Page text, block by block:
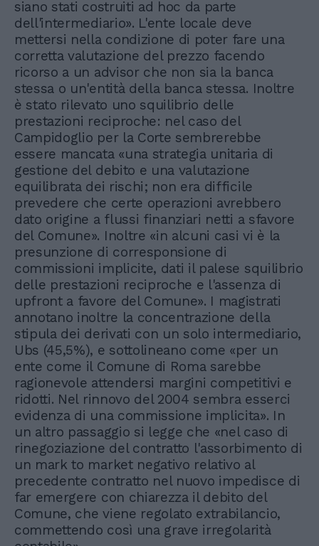
siano stati costruiti ad hoc da parte
dell'intermediario». L'ente locale deve
mettersi nella condizione di poter fare una
corretta valutazione del prezzo facendo
ricorso a un advisor che non sia la banca
stessa o un'entità della banca stessa. Inoltre
è stato rilevato uno squilibrio delle
prestazioni reciproche: nel caso del
Campidoglio per la Corte sembrerebbe
essere mancata «una strategia unitaria di
gestione del debito e una valutazione
equilibrata dei rischi; non era difficile
prevedere che certe operazioni avrebbero
dato origine a flussi finanziari netti a sfavore
del Comune». Inoltre «in alcuni casi vi è la
presunzione di corresponsione di
commissioni implicite, dati il palese squilibrio
delle prestazioni reciproche e l'assenza di
upfront a favore del Comune». I magistrati
annotano inoltre la concentrazione della
stipula dei derivati con un solo intermediario,
Ubs (45,5%), e sottolineano come «per un
ente come il Comune di Roma sarebbe
ragionevole attendersi margini competitivi e
ridotti. Nel rinnovo del 2004 sembra esserci
evidenza di una commissione implicita». In
un altro passaggio si legge che «nel caso di
rinegoziazione del contratto l'assorbimento di
un mark to market negativo relativo al
precedente contratto nel nuovo impedisce di
far emergere con chiarezza il debito del
Comune, che viene regolato extrabilancio,
commettendo così una grave irregolarità